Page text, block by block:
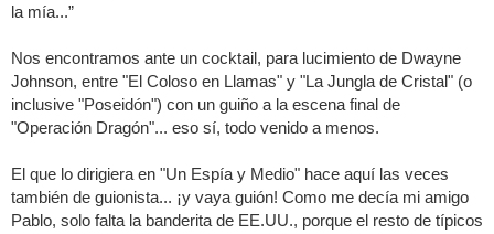
la mía...”
Nos encontramos ante un cocktail, para lucimiento de Dwayne
Johnson, entre "El Coloso en Llamas" y "La Jungla de Cristal" (o
inclusive "Poseidón") con un guiño a la escena final de
"Operación Dragón"... eso sí, todo venido a menos.
El que lo dirigiera en "Un Espía y Medio" hace aquí las veces
también de guionista... ¡y vaya guión! Como me decía mi amigo
Pablo, solo falta la banderita de EE.UU., porque el resto de típicos